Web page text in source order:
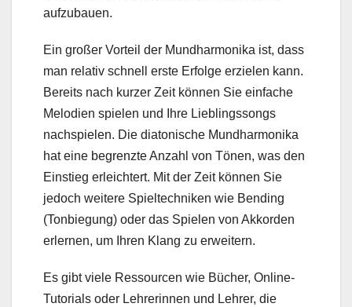
aufzubauen.
Ein großer Vorteil der Mundharmonika ist, dass
man relativ schnell erste Erfolge erzielen kann.
Bereits nach kurzer Zeit können Sie einfache
Melodien spielen und Ihre Lieblingssongs
nachspielen. Die diatonische Mundharmonika
hat eine begrenzte Anzahl von Tönen, was den
Einstieg erleichtert. Mit der Zeit können Sie
jedoch weitere Spieltechniken wie Bending
(Tonbiegung) oder das Spielen von Akkorden
erlernen, um Ihren Klang zu erweitern.
Es gibt viele Ressourcen wie Bücher, Online-
Tutorials oder Lehrerinnen und Lehrer, die